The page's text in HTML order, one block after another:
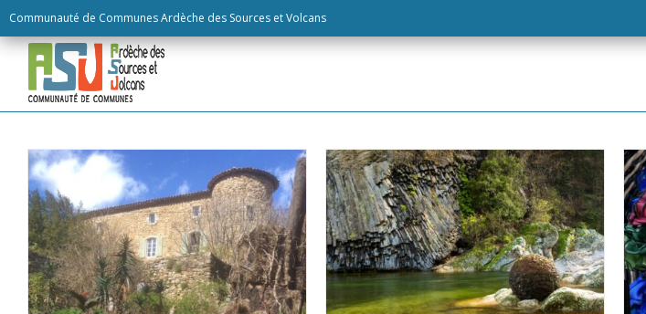
Communauté de Communes Ardèche des Sources et Volcans
to
content